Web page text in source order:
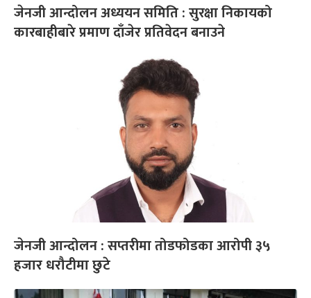
जेनजी आन्दोलन अध्ययन समिति : सुरक्षा निकायको
कारबाहीबारे प्रमाण दाँजेर प्रतिवेदन बनाउने
जेनजी आन्दोलन : सप्तरीमा तोडफोडका आरोपी ३५
हजार धरौटीमा छुटे